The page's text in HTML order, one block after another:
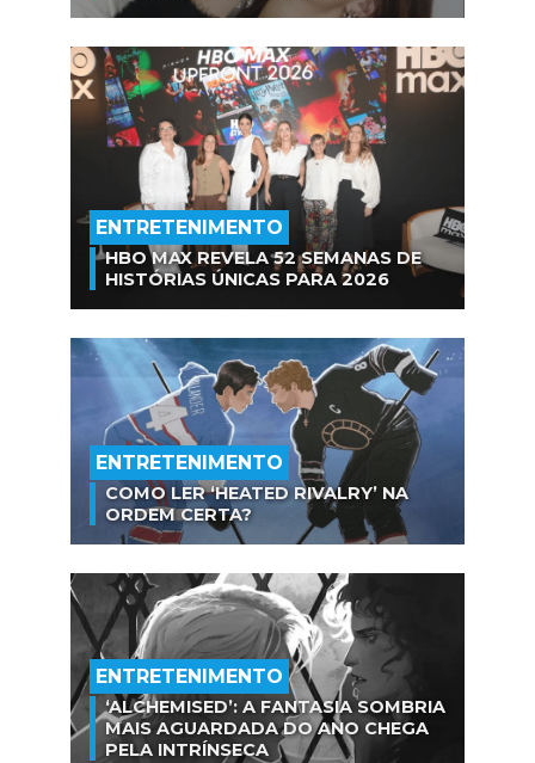
ENTRETENIMENTO
HBO MAX REVELA 52 SEMANAS DE
HISTÓRIAS ÚNICAS PARA 2026
ENTRETENIMENTO
COMO LER ‘HEATED RIVALRY’ NA
ORDEM CERTA?
ENTRETENIMENTO
‘ALCHEMISED’: A FANTASIA SOMBRIA
MAIS AGUARDADA DO ANO CHEGA
PELA INTRÍNSECA